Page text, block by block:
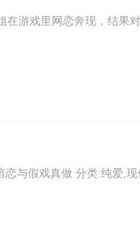
在游戏里网恋奔现，结果
恋与假戏真做 分类:纯爱,现